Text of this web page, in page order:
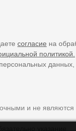
согласие на
политикой.